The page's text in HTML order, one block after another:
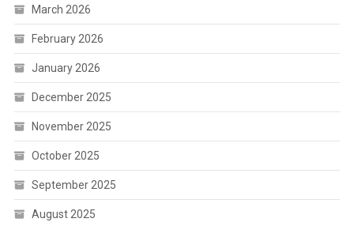
March 2026
February 2026
January 2026
December 2025
November 2025
October 2025
September 2025
August 2025